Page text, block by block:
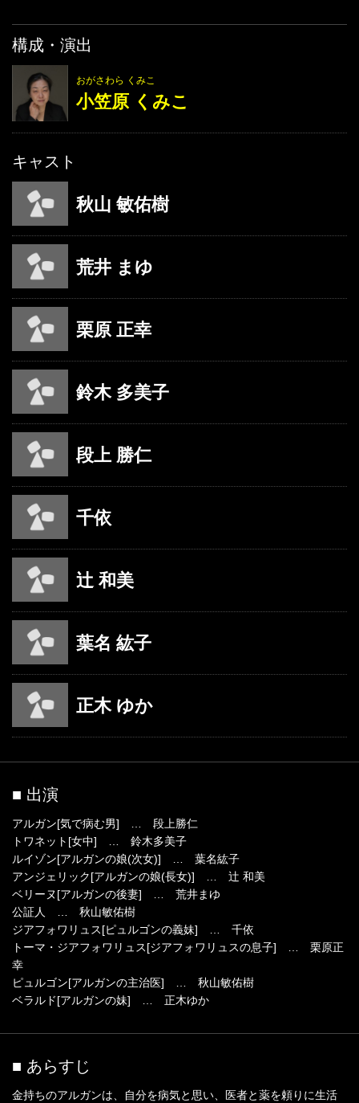
構成・演出
おがさわら くみこ
小笠原 くみこ
キャスト
秋山 敏佑樹
荒井 まゆ
栗原 正幸
鈴木 多美子
段上 勝仁
千依
辻 和美
葉名 紘子
正木 ゆか
■ 出演
アルガン[気で病む男] … 段上勝仁
トワネット[女中] … 鈴木多美子
ルイゾン[アルガンの娘(次女)] … 葉名紘子
アンジェリック[アルガンの娘(長女)] … 辻 和美
ベリーヌ[アルガンの後妻] … 荒井まゆ
公証人 … 秋山敏佑樹
ジアフォワリュス[ピュルゴンの義妹] … 千依
トーマ・ジアフォワリュス[ジアフォワリュスの息子] … 栗原正
幸
ピュルゴン[アルガンの主治医] … 秋山敏佑樹
ベラルド[アルガンの妹] … 正木ゆか
■ あらすじ
金持ちのアルガンは、自分を病気と思い、医者と薬を頼りに生活